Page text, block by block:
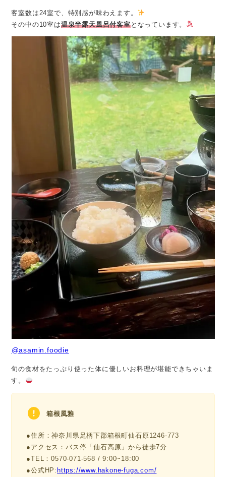
客室数は24室で、特別感が味わえます。
その中の10室は温泉半露天風呂付客室となっています。
@asamin.foodie
旬の食材をたっぷり使った体に優しいお料理が堪能できちゃいま
す。
箱根風雅
●住所：神奈川県足柄下郡箱根町仙石原1246-773
●アクセス：バス停「仙石高原」から徒歩7分
●TEL：0570-071-568 / 9:00~18:00
●公式HP:https://www.hakone-fuga.com/